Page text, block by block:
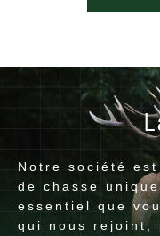
Notre société
de chasse
essentiel que
qui nous rejoint,